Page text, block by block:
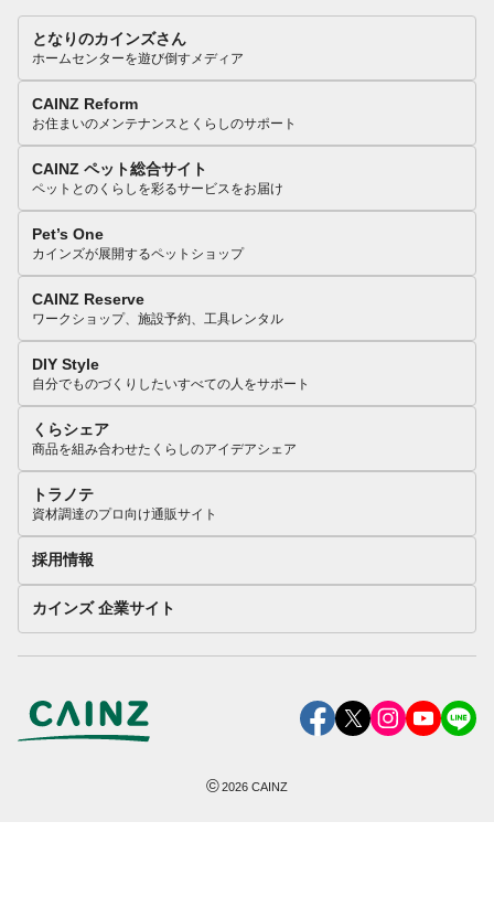
となりのカインズさん
ホームセンターを遊び倒すメディア
CAINZ Reform
お住まいのメンテナンスとくらしのサポート
CAINZ ペット総合サイト
ペットとのくらしを彩るサービスをお届け
Pet’s One
カインズが展開するペットショップ
CAINZ Reserve
ワークショップ、施設予約、工具レンタル
DIY Style
自分でものづくりしたいすべての人をサポート
くらシェア
商品を組み合わせたくらしのアイデアシェア
トラノテ
資材調達のプロ向け通販サイト
採用情報
カインズ 企業サイト
©2026 CAINZ